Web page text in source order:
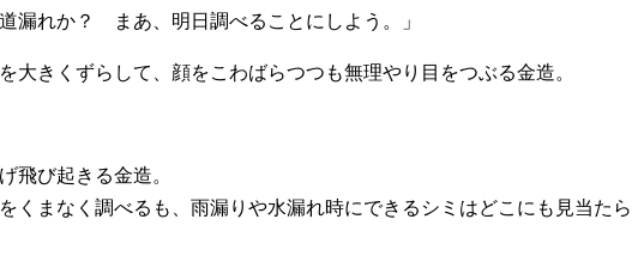
道漏れか？ まあ、明日調べることにしよう。」
大きくずらして、顔をこわばらつつも無理やり目をつぶる金造。
飛び起きる金造。
くまなく調べるも、雨漏りや水漏れ時にできるシミはどこにも見当たら